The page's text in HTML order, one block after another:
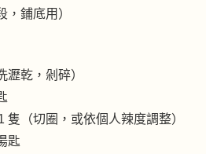
，鋪底用）
瀝乾，剁碎）
隻（切圈，或依個人辣度調整）
匙